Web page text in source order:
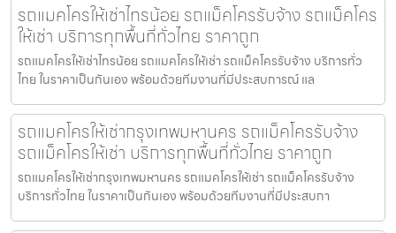
รถแมคโครให้เช่าไทรน้อย รถแม็คโครรับจ้าง รถแม็คโคร
ให้เช่า บริการทุกพื้นที่ทั่วไทย ราคาถูก
รถแมคโครให้เช่าไทรน้อย รถแมคโครให้เช่า รถแม็คโครรับจ้าง บริการทั่ว
ไทย ในราคาเป็นกันเอง พร้อมด้วยทีมงานที่มีประสบการณ์ แล
รถแมคโครให้เช่ากรุงเทพมหานคร รถแม็คโครรับจ้าง
รถแม็คโครให้เช่า บริการทุกพื้นที่ทั่วไทย ราคาถูก
รถแมคโครให้เช่ากรุงเทพมหานคร รถแมคโครให้เช่า รถแม็คโครรับจ้าง
บริการทั่วไทย ในราคาเป็นกันเอง พร้อมด้วยทีมงานที่มีประสบกา